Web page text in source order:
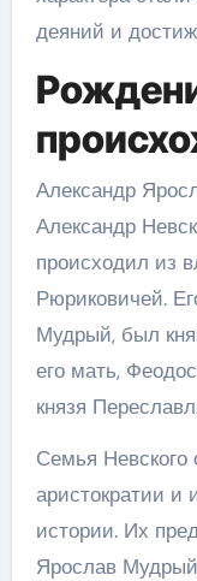
деяний и
Александр
Александр
происходил из
Рюриковичей.
Мудрый, был
его мать,
князя
Семья Невского
аристократии и
истории. Их
Ярослав